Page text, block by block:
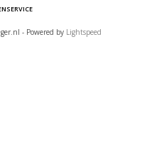
- Powered by Lightspeed